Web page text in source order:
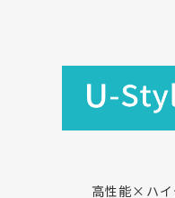
高性能×ハ